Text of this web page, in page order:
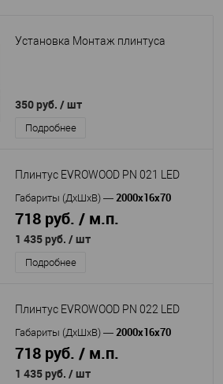
Установка Монтаж плинтуса
350 руб. / шт
Подробнее
Плинтус EVROWOOD PN 021 LED
Габариты (ДхШхВ) — 2000x16x70
718 руб. / м.п.
1 435 руб. / шт
Подробнее
Плинтус EVROWOOD PN 022 LED
Габариты (ДхШхВ) — 2000x16x70
718 руб. / м.п.
1 435 руб. / шт